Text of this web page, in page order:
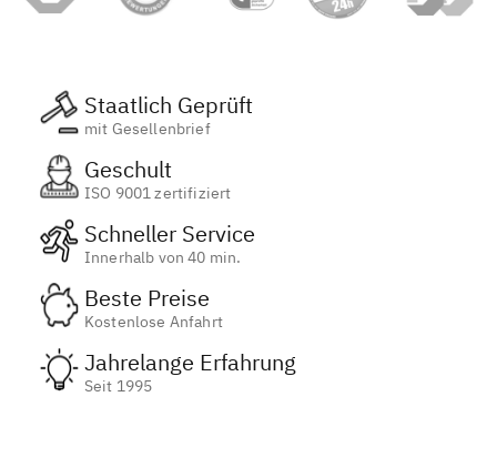
Staatlich Geprüft
mit Gesellenbrief
Geschult
ISO 9001 zertifiziert
Schneller Service
Innerhalb von 40 min.
Beste Preise
Kostenlose Anfahrt
Jahrelange Erfahrung
Seit 1995